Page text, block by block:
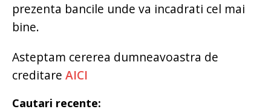
prezenta bancile unde va incadrati cel mai
bine.
Asteptam cererea dumneavoastra de
creditare AICI
Cautari recente: